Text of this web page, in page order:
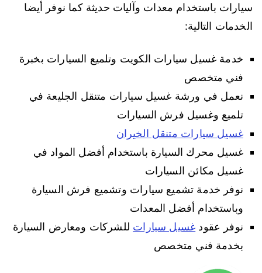
سيارات باستخدام معدات وآليات حديثة كما نوفر أيضا
الخدمات التالية:
خدمة غسيل سيارات الكويت وتلميع السيارات بخبرة
فني متخصص
نعمل في ورشة غسيل سيارات متنقل الجليعة في
تلميع وغسيل فرش السيارات
غسيل سيارات متنقل الخيران
غسيل محرك السيارة باستخدام أفضل المواد في
غسيل مكائن السيارات
نوفر خدمة تشميع سيارات وتشميع فرش السيارة
وباستخدام أفضل المعدات
نوفر عقود غسيل سيارات للشركات ومعارض السيارة
بخدمة فني متخصص